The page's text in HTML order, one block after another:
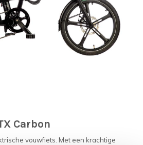
Carbon
vouwfiets. Met een krachtige